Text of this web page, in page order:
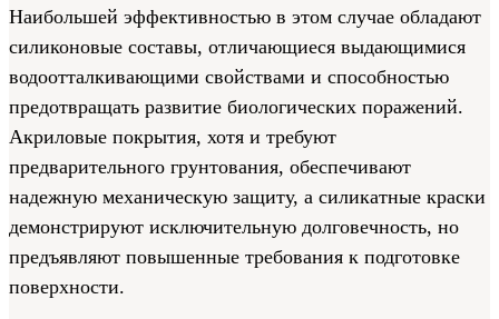
Наибольшей эффективностью в этом случае обладают
силиконовые составы, отличающиеся выдающимися
водоотталкивающими свойствами и способностью
предотвращать развитие биологических поражений.
Акриловые покрытия, хотя и требуют
предварительного грунтования, обеспечивают
надежную механическую защиту, а силикатные краски
демонстрируют исключительную долговечность, но
предъявляют повышенные требования к подготовке
поверхности.